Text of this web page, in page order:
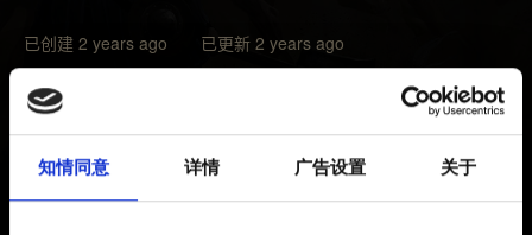
知情同意 详情 广告设置 关于
已创建 2 years ago 已更新 2 years ago
由于在技术方面遇到问题，我们难以继续为《巫师之昆特
牌：流浪法师》豪华版提供支持，此版本将于近期从各平
台下架（包括相关升级选项）：